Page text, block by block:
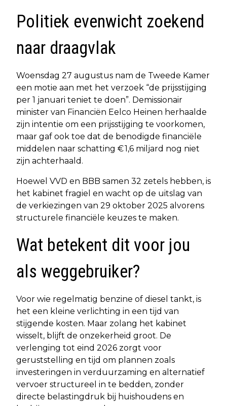
Politiek evenwicht zoekend
naar draagvlak
Woensdag 27 augustus nam de Tweede Kamer
een motie aan met het verzoek “de prijsstijging
per 1 januari teniet te doen”. Demissionair
minister van Financiën Eelco Heinen herhaalde
zijn intentie om een prijsstijging te voorkomen,
maar gaf ook toe dat de benodigde financiële
middelen naar schatting € 1,6 miljard nog niet
zijn achterhaald.
Hoewel VVD en BBB samen 32 zetels hebben, is
het kabinet fragiel en wacht op de uitslag van
de verkiezingen van 29 oktober 2025 alvorens
structurele financiële keuzes te maken.
Wat betekent dit voor jou
als weggebruiker?
Voor wie regelmatig benzine of diesel tankt, is
het een kleine verlichting in een tijd van
stijgende kosten. Maar zolang het kabinet
wisselt, blijft de onzekerheid groot. De
verlenging tot eind 2026 zorgt voor
geruststelling en tijd om plannen zoals
investeringen in verduurzaming en alternatief
vervoer structureel in te bedden, zonder
directe belastingdruk bij huishoudens en